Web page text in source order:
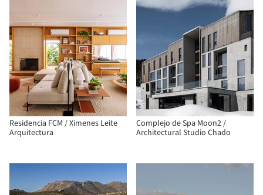
Residencia FCM / Ximenes Leite
Arquitectura
Complejo de Spa Moon2 /
Architectural Studio Chado